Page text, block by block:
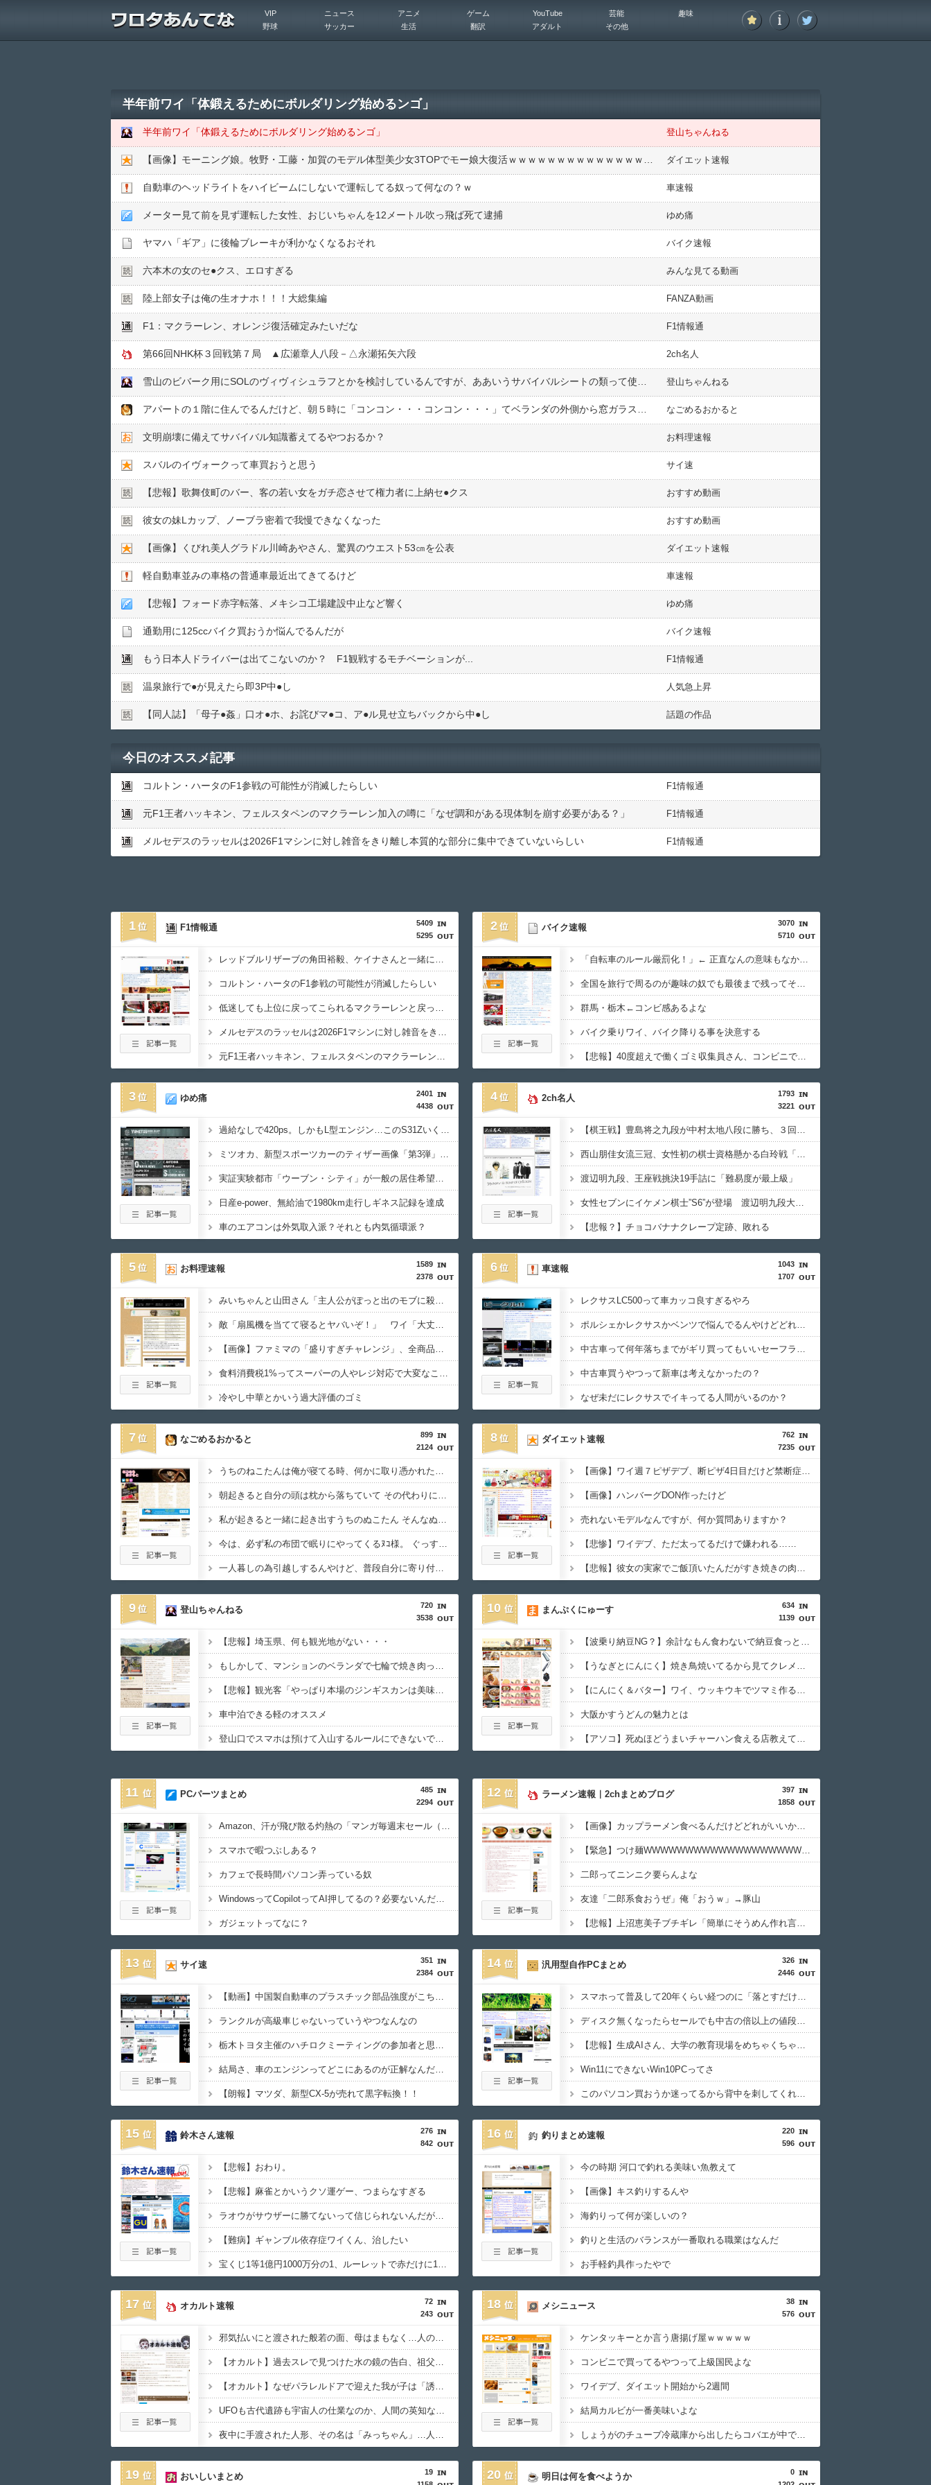
VIP ニュース アニメ ゲーム YouTube 芸能
趣味
野球
サッカー 生活 翻訳 アダルト その他
半年前ワイ「体鍛えるためにボルダリング始めるンゴ」
半年前ワイ「体鍛えるためにボルダリング始めるンゴ」 登山ちゃんねる
ダイエット速報
自動車のヘッドライトをハイビームにしないで運転してる奴って何なの？ｗ 車速報
メーター見て前を見ず運転した女性、おじいちゃんを12メートル吹っ飛ば死て逮捕 ゆめ痛
ヤマハ「ギア」に後輪ブレーキが利かなくなるおそれ バイク速報
六本木の女のセ●︎クス、エロすぎる みんな見てる動画
陸上部女子は俺の生オナホ！！！大総集編 FANZA動画
F1：マクラーレン、オレンジ復活確定みたいだな F1情報通
第66回NHK杯３回戦第７局 ▲広瀬章人八段－△永瀬拓矢六段 2ch名人
登山ちゃんねる
なごめるおかると
文明崩壊に備えてサバイバル知識蓄えてるやつおるか？ お料理速報
スバルのイヴォークって車買おうと思う サイ速
【悲報】歌舞伎町のバー、客の若い女をガチ恋させて権力者に上納セ●︎クス おすすめ動画
彼女の妹Lカップ、ノーブラ密着で我慢できなくなった おすすめ動画
【画像】くびれ美人グラドル川崎あやさん、驚異のウエスト53㎝を公表 ダイエット速報
軽自動車並みの車格の普通車最近出てきてるけど 車速報
【悲報】フォード赤字転落、メキシコ工場建設中止など響く ゆめ痛
通勤用に125ccバイク買おうか悩んでるんだが バイク速報
もう日本人ドライバーは出てこないのか？ F1観戦するモチベーションが... F1情報通
温泉旅行で●︎が見えたら即3P中●︎し 人気急上昇
【同人誌】「母子●︎姦」口オ●︎ホ、お詫びマ●︎コ、ア●︎ル見せ立ちバックから中●︎し 話題の作品
今日のオススメ記事
コルトン・ハータのF1参戦の可能性が消滅したらしい F1情報通
元F1王者ハッキネン、フェルスタペンのマクラーレン加入の噂に「なぜ調和がある現体制を崩す必要がある？」 F1情報通
メルセデスのラッセルは2026F1マシンに対し雑音をきり離し本質的な部分に集中できていないらしい F1情報通
1
5409
5295
F1情報通
レッドブルリザーブの角田裕毅、ケイナさんと一緒に酒蔵巡りをしている模様
コルトン・ハータのF1参戦の可能性が消滅したらしい
低迷しても上位に戻ってこられるマクラーレンと戻ってこられないウィリアムズは何が違うの
メルセデスのラッセルは2026F1マシンに対し雑音をきり離し本質的な部分に集中できていないらしい
元F1王者ハッキネン、フェルスタペンのマクラーレン加入の噂に「なぜ調和がある現体制を崩す必要がある？」
2
3070
5710
バイク速報
「自転車のルール厳罰化！」← 正直なんの意味もなかった件ｗｗｗｗｗｗｗｗ
全国を旅行で周るのが趣味の奴でも最後まで残ってそうな都道府県ってどこ？？？
群馬・栃木←コンビ感あるよな
バイク乗りワイ、バイク降りる事を決意する
【悲報】40度超えで働くゴミ収集員さん、コンビニで水分補給しただけで市民からブチギレられてしまう
3
2401
4438
ゆめ痛
過給なしで420ps。しかもL型エンジン…このS31Zいくらかかってるんだ…
ミツオカ、新型スポーツカーのティザー画像「第3弾」を公開！
実証実験都市「ウーブン・シティ」が一般の居住希望者の募集開始 すでにトヨタ関係者が居住
日産e-power、無給油で1980km走行しギネス記録を達成
車のエアコンは外気取入派？それとも内気循環派？
4
1793
3221
2ch名人
【棋王戦】豊島将之九段が中村太地八段に勝ち、３回戦進出
西山朋佳女流三冠、女性初の棋士資格懸かる白玲戦「今まで通りに」
渡辺明九段、王座戦挑決19手詰に「難易度が最上級」
女性セブンにイケメン棋士”S6”が登場 渡辺明九段大激怒????????????
【悲報？】チョコバナナクレープ定跡、敗れる
5
1589
2378
お料理速報
みいちゃんと山田さん「主人公がぽっと出のモブに殺されて終わります」←これ
敵「扇風機を当てて寝るとヤバいぞ！」 ワイ「大丈夫やろｗｗｗ」扇風機ﾎﾟﾁｰ
【画像】ファミマの「盛りすぎチャレンジ」、全商品買うて来たで
食料消費税1%ってスーパーの人やレジ対応で大変なことにならんか？
冷やし中華とかいう過大評価のゴミ
6
1043
1707
車速報
レクサスLC500って車カッコ良すぎるやろ
ポルシェかレクサスかベンツで悩んでるんやけどどれがいいと思う？
中古車って何年落ちまでがギリ買ってもいいセーフライン？
中古車買うやつって新車は考えなかったの？
なぜ未だにレクサスでイキってる人間がいるのか？
7
899
2124
なごめるおかると
うちのねこたんは俺が寝てる時、何かに取り憑かれた様に髪の毛を舐め回すから困る。【再】
朝起きると自分の頭は枕から落ちていて その代わりに猫が枕をベッドにしておねんねしていた。【再】
私が起きると一緒に起き出すうちのぬこたん そんなぬこたんに遠慮して、なかなか朝起き上がれずに遅刻続きです【再】
今は、必ず私の布団で眠りにやってくるﾇｺ様。 ぐっすり寝入ってしまうと、どうやらいびきをかくらしい。【再】
一人暮しの為引越しするんやけど、普段自分に寄り付かないネコが部屋に入って来て一緒に寝てる。【再】
8
762
7235
ダイエット速報
【画像】ワイ週７ピザデブ、断ピザ4日目だけど禁断症状出てヤバイ....
【画像】ハンバーグDON作ったけど
売れないモデルなんですが、何か質問ありますか？
【悲惨】ワイデブ、ただ太ってるだけで嫌われる……
【悲報】彼女の実家でご飯頂いたんだがすき焼きの肉が鶏肉だった
9
720
3538
登山ちゃんねる
【悲報】埼玉県、何も観光地がない・・・
もしかして、マンションのベランダで七輪で焼き肉ってダメなの？????
【悲報】観光客「やっぱり本場のジンギスカンは美味い！」道民ワイ「ぷっwwww」
車中泊できる軽のオススメ
登山口でスマホは預けて入山するルールにできないでしょうか？山はそれほどの覚悟で入る場所だと思うのです
10
634
1139
まんぷくにゅーす
【波乗り納豆NG？】余計なもん食わないで納豆食っときゃ間違いないことが判明した
【うなぎとにんにく】焼き鳥焼いてるから見てクレメンスｗｗｗ（画像あり）
【にんにく＆バター】ワイ、ウッキウキでツマミ作る（画像あり）
大阪かすうどんの魅力とは
【アソコ】死ぬほどうまいチャーハン食える店教えてクレメンスwwwwwwww
11
485
2294
PCパーツまとめ
Amazon、汗が飛び散る灼熱の「マンガ毎週末セール（50%還元）」を開催！
スマホで暇つぶしある？
カフェで長時間パソコン弄っている奴
WindowsってCopilotってAI押してるの？必要ないんだけど
ガジェットってなに？
12
397
1858
ラーメン速報｜2chまとめブログ
【画像】カップラーメン食べるんだけどどれがいいかな！？w
【緊急】つけ麺WWWWWWWWWWWWWWWWWWWWWW
二郎ってニンニク要らんよな
友達「二郎系食おうぜ」俺「おうｗ」→豚山
【悲報】上沼恵美子ブチギレ「簡単にそうめん作れ言うけど、そうめん作りて地獄なんよ」
13
351
2384
サイ速
【動画】中国製自動車のプラスチック部品強度がこちらｗｗｗｗｗｗｗｗｗ
ランクルが高級車じゃないっていうやつなんなの
栃木トヨタ主催のハチロクミーティングの参加者と思われる86乗りが公道で円書きしてる動画を投稿→大炎上
結局さ、車のエンジンってどこにあるのが正解なんだよ！
【朗報】マツダ、新型CX-5が売れて黒字転換！！
14
326
2446
汎用型自作PCまとめ
スマホって普及して20年くらい経つのに「落とすだけで割れる」問題いつまでもクリアできてないよね…
ディスク無くなったらセールでも中古の倍以上の値段になるよな
【悲報】生成AIさん、大学の教育現場をめちゃくちゃにしてしまう
Win11にできないWin10PCってさ
このパソコン買おうか迷ってるから背中を刺してくれｗｗｗ
15
276
842
鈴木さん速報
【悲報】おわり。
【悲報】麻雀とかいうクソ運ゲー、つまらなすぎる
ラオウがサウザーに勝てないって信じられないんだが…
【難病】ギャンブル依存症ワイくん、治したい
宝くじ1等1億円1000万分の1、ルーレットで赤だけに1万円賭けて13連勝（8192万円）する確率2888分の1ｗ
16
220
596
釣りまとめ速報
今の時期 河口で釣れる美味い魚教えて
【画像】キス釣りするんや
海釣りって何が楽しいの？
釣りと生活のバランスが一番取れる職業はなんだ
お手軽釣具作ったやで
17
72
243
オカルト速報
邪気払いにと渡された般若の面、母はまもなく…人の恨み傑作7選
【オカルト】過去スレで見つけた水の鏡の告白、祖父は閻魔様で父はまさかの…
【オカルト】なぜパラレルドアで迎えた我が子は「誘拐」にならないのか？
UFOも古代遺跡も宇宙人の仕業なのか、人間の英知なのか？ 宇宙・超古代文明傑作7選
夜中に手渡された人形、その名は「みっちゃん」…人形にまつわる傑作7選
18
38
576
メシニュース
ケンタッキーとか言う唐揚げ屋ｗｗｗｗｗ
コンビニで買ってるやつって上級国民よな
ワイデブ、ダイエット開始から2週間
結局カルビが一番美味いよな
しょうがのチューブ冷蔵庫から出したらコバエが中で暴れてた
19
19
おいしいまとめ 20
0
明日は何を食べようか